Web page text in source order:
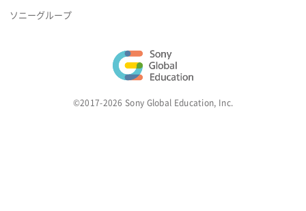
ソニーグループ
©2017-2026 Sony Global Education, Inc.